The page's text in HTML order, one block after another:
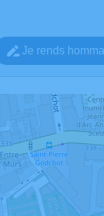
Je rends